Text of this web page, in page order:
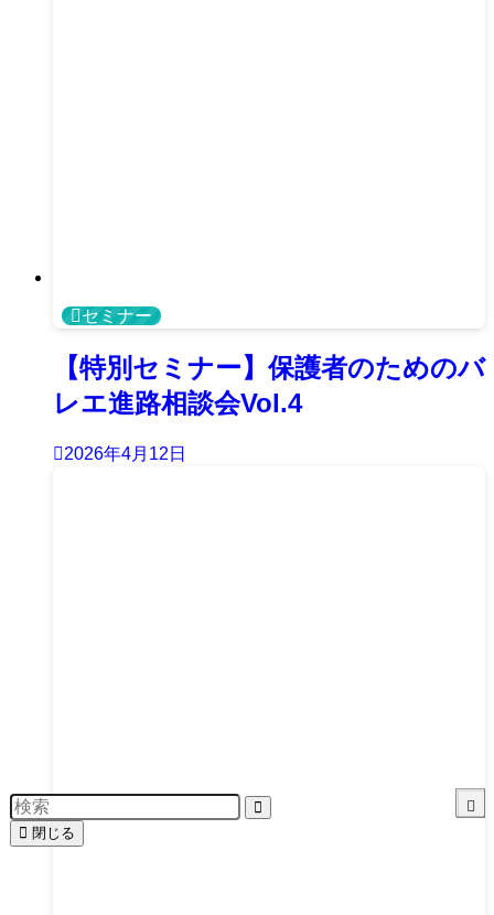
セミナー
【特別セミナー】保護者のためのバ
レエ進路相談会Vol.4
2026年4月12日
閉じる